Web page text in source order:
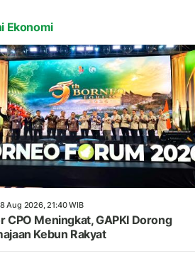
Ekonomi
Aug 2026, 21:40 WIB
CPO Meningkat, GAPKI Dorong
Kebun Rakyat